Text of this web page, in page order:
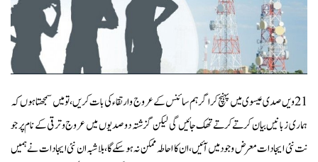
21 ویں صدی عیسوی میں پہنچ کر اگر ہم سائنس کے عروج و ارتقاء کی بات کریں ، تو میں سمجھتا ہوں کہ
ہماری زبانیں بیان کرتے کرتے تھک جائیں گی لیکن گزشتہ دو صدیوں میں عروج و ترقی کے نام پر جو
نت نئی ایجادات معرض وجود میں آئیں، ان کا احاطہ ممکن نہ ہو سکے گا، بلا شبہ ان نئی ایجادات نے ہمیں